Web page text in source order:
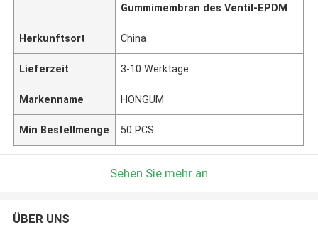
Gummimembran des Ventil-EPDM
Herkunftsort China
Lieferzeit 3-10 Werktage
Markenname HONGUM
Min Bestellmenge 50 PCS
Sehen Sie mehr an
ÜBER UNS